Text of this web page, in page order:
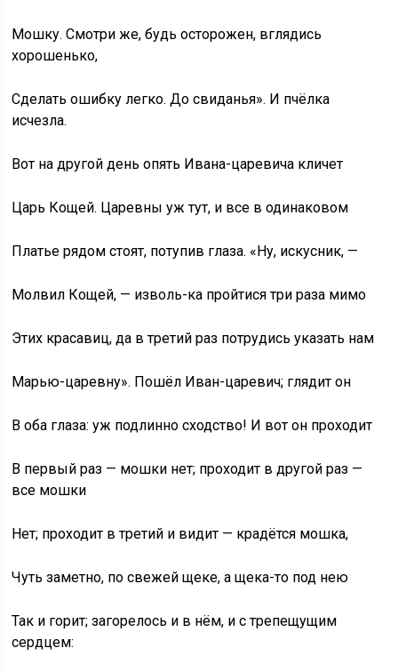
Мошку. Смотри же, будь осторожен, вглядись
хорошенько,
Сделать ошибку легко. До свиданья». И пчёлка
исчезла.
Вот на другой день опять Ивана-царевича кличет
Царь Кощей. Царевны уж тут, и все в одинаковом
Платье рядом стоят, потупив глаза. «Ну, искусник, —
Молвил Кощей, — изволь-ка пройтися три раза мимо
Этих красавиц, да в третий раз потрудись указать нам
Марью-царевну». Пошёл Иван-царевич; глядит он
В оба глаза: уж подлинно сходство! И вот он проходит
В первый раз — мошки нет; проходит в другой раз —
все мошки
Нет; проходит в третий и видит — крадётся мошка,
Чуть заметно, по свежей щеке, а щека-то под нею
Так и горит; загорелось и в нём, и с трепещущим
сердцем: